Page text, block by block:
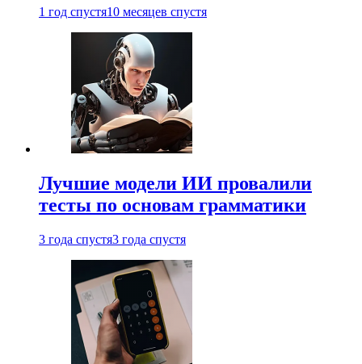
1 год спустя10 месяцев спустя
Лучшие модели ИИ провалили
тесты по основам грамматики
3 года спустя3 года спустя